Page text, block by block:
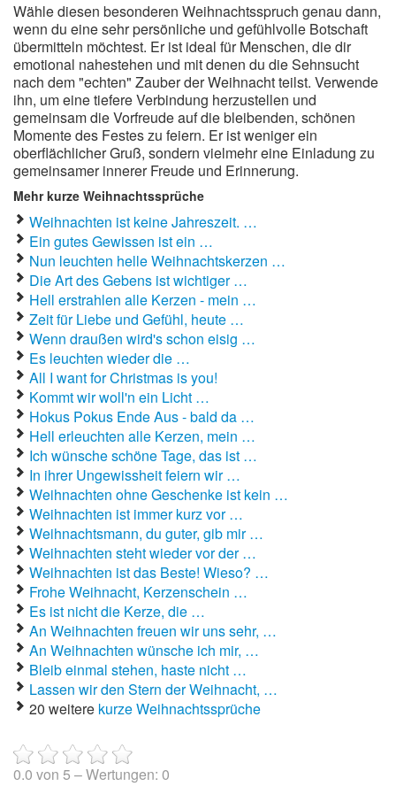
Wähle diesen besonderen Weihnachtsspruch genau dann,
wenn du eine sehr persönliche und gefühlvolle Botschaft
übermitteln möchtest. Er ist ideal für Menschen, die dir
emotional nahestehen und mit denen du die Sehnsucht
nach dem "echten" Zauber der Weihnacht teilst. Verwende
ihn, um eine tiefere Verbindung herzustellen und
gemeinsam die Vorfreude auf die bleibenden, schönen
Momente des Festes zu feiern. Er ist weniger ein
oberflächlicher Gruß, sondern vielmehr eine Einladung zu
gemeinsamer innerer Freude und Erinnerung.
Mehr kurze Weihnachtssprüche
Weihnachten ist keine Jahreszeit. …
Ein gutes Gewissen ist ein …
Nun leuchten helle Weihnachtskerzen …
Die Art des Gebens ist wichtiger …
Hell erstrahlen alle Kerzen - mein …
Zeit für Liebe und Gefühl, heute …
Wenn draußen wird's schon eisig …
Es leuchten wieder die …
All I want for Christmas is you!
Kommt wir woll'n ein Licht …
Hokus Pokus Ende Aus - bald da …
Hell erleuchten alle Kerzen, mein …
Ich wünsche schöne Tage, das ist …
In ihrer Ungewissheit feiern wir …
Weihnachten ohne Geschenke ist kein …
Weihnachten ist immer kurz vor …
Weihnachtsmann, du guter, gib mir …
Weihnachten steht wieder vor der …
Weihnachten ist das Beste! Wieso? …
Frohe Weihnacht, Kerzenschein …
Es ist nicht die Kerze, die …
An Weihnachten freuen wir uns sehr, …
An Weihnachten wünsche ich mir, …
Bleib einmal stehen, haste nicht …
Lassen wir den Stern der Weihnacht, …
20 weitere kurze Weihnachtssprüche
0.0 von 5 – Wertungen: 0